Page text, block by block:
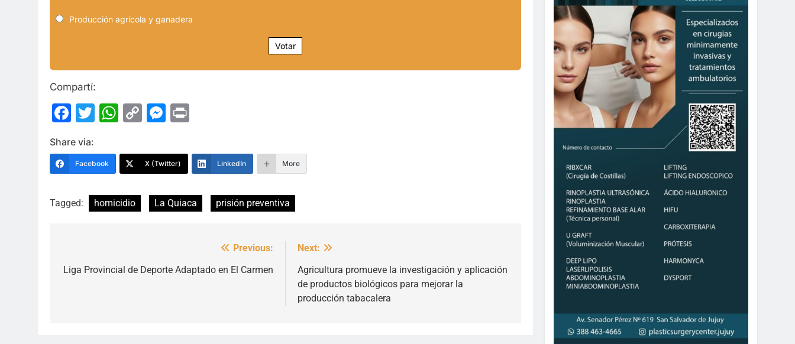
Producción agrícola y ganadera
Votar
Compartí:
Facebook
Twitter
WhatsApp
CopyMessenger
Share via:
Facebook X (Twitter) LinkedIn More
Tagged: homicidio La Quiaca prisión preventiva
de
Previous:
Liga Provincial de Deporte Adaptado en El Carmen
Next:
Agricultura promueve la investigación y aplicación
de productos biológicos para mejorar la
producción tabacalera